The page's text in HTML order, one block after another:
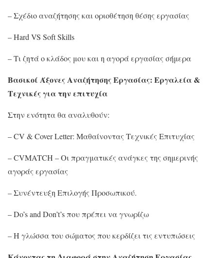
– Σχέδιο αναζήτησης και οριοθέτηση θέσης εργασίας
– Hard VS Soft Skills
– Τι ζητά ο κλάδος μου και η αγορά εργασίας σήμερα
Βασικοί Άξονες Αναζήτησης Εργασίας: Εργαλεία &
Τεχνικές για την επιτυχία
Στην ενότητα θα αναλυθούν:
– CV & Cover Letter: Μαθαίνοντας Τεχνικές Επιτυχίας
– CVMATCH – Οι πραγματικές ανάγκες της σημερινής
αγοράς εργασίας
– Συνέντευξη Επιλογής Προσωπικού.
– Do’s and Don’t’s που πρέπει να γνωρίζω
– Η γλώσσα του σώματος που κερδίζει τις εντυπώσεις